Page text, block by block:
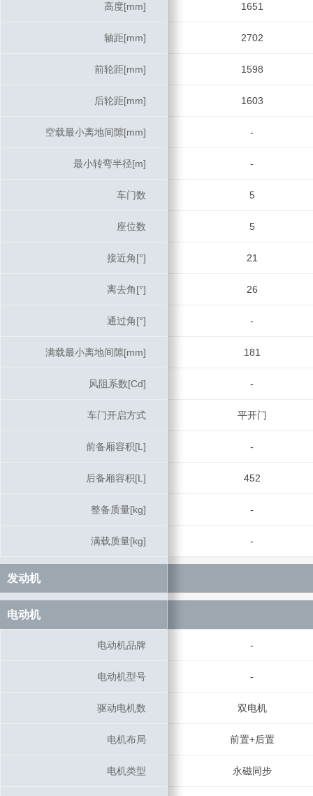
高度[mm] 1651
轴距[mm] 2702
前轮距[mm] 1598
后轮距[mm] 1603
空载最小离地间隙[mm] -
最小转弯半径[m] -
车门数 5
座位数 5
接近角[°] 21
离去角[°] 26
通过角[°] -
满载最小离地间隙[mm] 181
风阻系数[Cd] -
车门开启方式 平开门
前备厢容积[L] -
后备厢容积[L] 452
整备质量[kg] -
满载质量[kg] -
发动机
电动机
电动机品牌 -
电动机型号 -
驱动电机数 双电机
电机布局 前置+后置
电机类型 永磁同步
高度[mm]
轴距[mm]
前轮距[mm]
后轮距[mm]
空载最小离地间隙[mm]
最小转弯半径[m]
车门数
座位数
接近角[°]
离去角[°]
通过角[°]
满载最小离地间隙[mm]
风阻系数[Cd]
车门开启方式
前备厢容积[L]
后备厢容积[L]
整备质量[kg]
满载质量[kg]
发动机
电动机
电动机品牌
电动机型号
驱动电机数
电机布局
电机类型